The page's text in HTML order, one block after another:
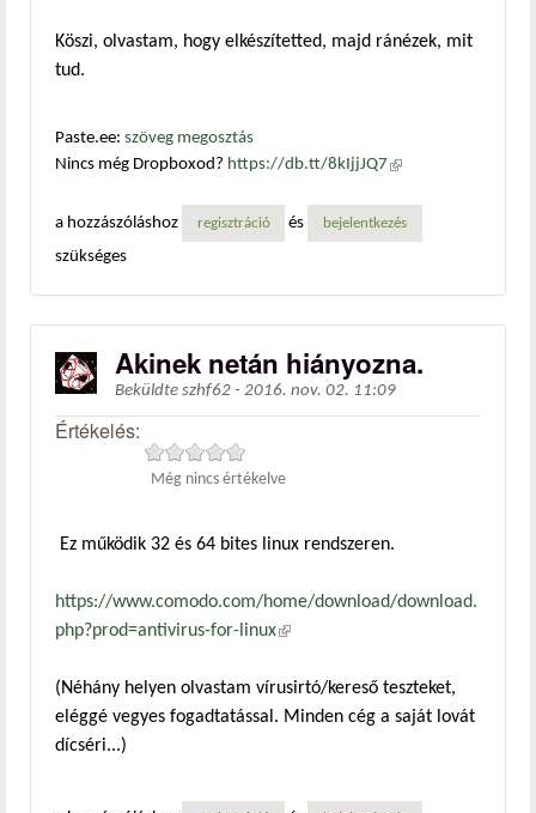
Köszi, olvastam, hogy elkészítetted, majd ránézek, mit
tud.
Paste.ee: szöveg megosztás
Nincs még Dropboxod? https://db.tt/8kIjjJQ7 (külső
a hozzászóláshoz
regisztráció és bejelentkezés
szükséges
Akinek netán hiányozna.
Beküldte szhf62 - 2016. nov. 02. 11:09
Értékelés:
Még nincs értékelve
Ez működik 32 és 64 bites linux rendszeren.
https://www.comodo.com/home/download/download.
php?prod=antivirus-for-linux(külső hivatkozás)
(Néhány helyen olvastam vírusirtó/kereső teszteket,
eléggé vegyes fogadtatással. Minden cég a saját lovát
dícséri...)